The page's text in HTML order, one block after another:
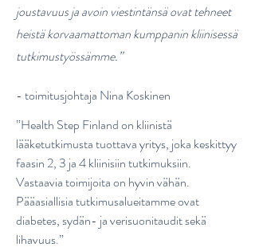
joustavuus ja avoin viestintänsä ovat tehneet
heistä korvaamattoman kumppanin kliinisessä
tutkimustyössämme.”
- toimitusjohtaja Nina Koskinen
”Health Step Finland on kliinistä
lääketutkimusta tuottava yritys, joka keskittyy
faasin 2, 3 ja 4 kliinisiin tutkimuksiin.
Vastaavia toimijoita on hyvin vähän.
Pääasiallisia tutkimusalueitamme ovat
diabetes, sydän- ja verisuonitaudit sekä
lihavuus.”